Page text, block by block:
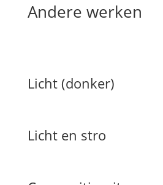
Andere werken
Licht (donker)
Licht en stro